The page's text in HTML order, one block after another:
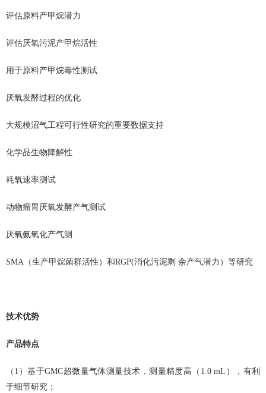
评估原料产甲烷潜力
评估厌氧污泥产甲烷活性
用于原料产甲烷毒性测试
厌氧发酵过程的优化
大规模沼气工程可⾏性研究的重要数据⽀持
化学品⽣物降解性
耗氧速率测试
动物瘤胃厌氧发酵产⽓测试
厌氧氨氧化产⽓测
SMA（生产甲烷菌群活性）和RGP(消化污泥剩 余产⽓潜⼒）等研究
技术优势
产品特点
（1）基于GMC超微量气体测量技术，测量精度高（1.0 mL），有利
于细节研究；